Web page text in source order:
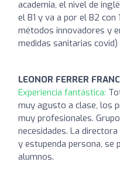
academia, el nivel de
el B1 y va a por el B2
métodos innovadores y
medidas sanitarias covid)
LEONOR FERRER
Experiencia fantástica:
muy agusto a clase, los
muy profesionales.
necesidades. La
y estupenda persona, se
alumnos.